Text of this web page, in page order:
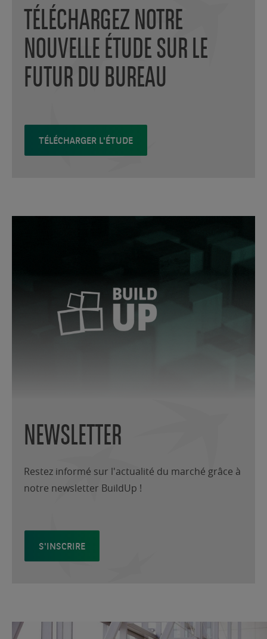
TÉLÉCHARGEZ NOTRE
NOUVELLE ÉTUDE SUR LE
FUTUR DU BUREAU
TÉLÉCHARGER L'ÉTUDE
NEWSLETTER
Restez informé sur l'actualité du marché grâce à
notre newsletter BuildUp !
S'INSCRIRE